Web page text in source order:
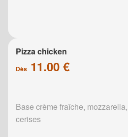
Pizza chicken
Dès 11.00 €
Base crème fraîche,
cerises